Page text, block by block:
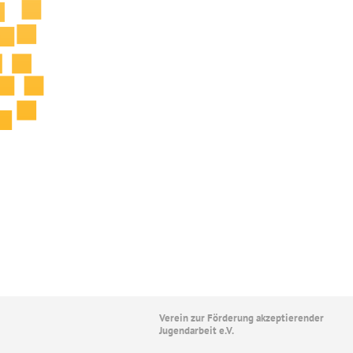
Verein zur Förderung akzeptierender
Jugendarbeit e.V.